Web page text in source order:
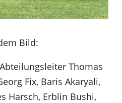
Bild:
Thomas
Fix, Baris Akaryali,
Harsch, Erblin Bushi,